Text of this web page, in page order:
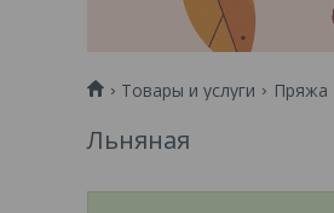
Товары и услуги Пряжа
Льняная